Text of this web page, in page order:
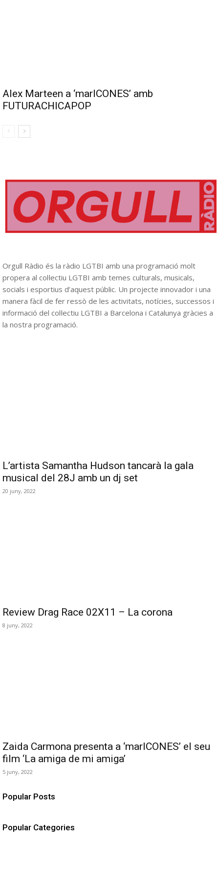
Alex Marteen a ‘marICONES’ amb
FUTURACHICAPOP
Orgull Ràdio és la ràdio LGTBI amb una programació molt
propera al col·lectiu LGTBI amb temes culturals, musicals,
socials i esportius d’aquest públic. Un projecte innovador i una
manera fàcil de fer ressò de les activitats, notícies, successos i
informació del col·lectiu LGTBI a Barcelona i Catalunya gràcies a
la nostra programació.
L’artista Samantha Hudson tancarà la gala
musical del 28J amb un dj set
20 juny, 2022
Review Drag Race 02X11 – La corona
8 juny, 2022
Zaida Carmona presenta a ‘marICONES’ el seu
film ‘La amiga de mi amiga’
5 juny, 2022
Popular Posts
Popular Categories